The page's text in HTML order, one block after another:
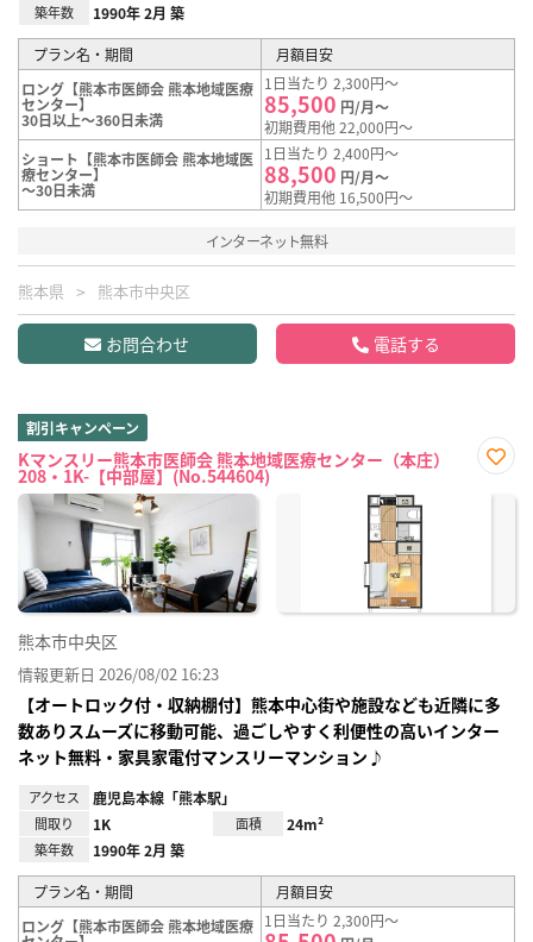
築年数 1990年 2月 築
プラン名・期間
月額目安
ロング【熊本市医師会 熊本地域医療
センター】
30日以上～360日未満
1日当たり 2,300円～
85,500 円/月～
初期費用他 22,000円～
ショート【熊本市医師会 熊本地域医
療センター】
～30日未満
1日当たり 2,400円～
88,500 円/月～
初期費用他 16,500円～
インターネット無料
熊本県 熊本市中央区
お問合わせ 電話する
割引キャンペーン
Kマンスリー熊本市医師会 熊本地域医療センター（本庄）
208・1K-【中部屋】(No.544604)
に入
熊本市中央区
情報更新日 2026/08/02 16:23
【オートロック付・収納棚付】熊本中心街や施設なども近隣に多
数ありスムーズに移動可能、過ごしやすく利便性の高いインター
ネット無料・家具家電付マンスリーマンション♪
アクセス 鹿児島本線「熊本駅」
間取り 1K 面積 24m²
築年数 1990年 2月 築
プラン名・期間
月額目安
ロング【熊本市医師会 熊本地域医療 1日当たり 2,300円～